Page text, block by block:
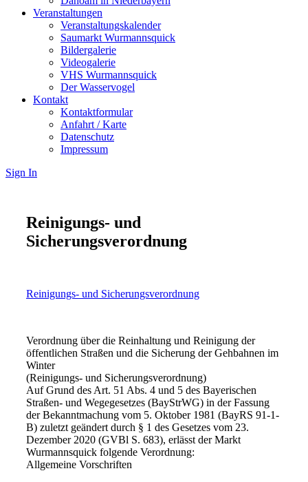
Veranstaltungen
Veranstaltungskalender
Saumarkt Wurmannsquick
Bildergalerie
Videogalerie
VHS Wurmannsquick
Der Wasservogel
Kontakt
Kontaktformular
Anfahrt / Karte
Datenschutz
Impressum
Sign In
Reinigungs- und
Sicherungsverordnung
Reinigungs- und Sicherungsverordnung
Verordnung über die Reinhaltung und Reinigung der
öffentlichen Straßen und die Sicherung der Gehbahnen im
Winter
(Reinigungs- und Sicherungsverordnung)
Auf Grund des Art. 51 Abs. 4 und 5 des Bayerischen
Straßen- und Wegegesetzes (BayStrWG) in der Fassung
der Bekanntmachung vom 5. Oktober 1981 (BayRS 91-1-
B) zuletzt geändert durch § 1 des Gesetzes vom 23.
Dezember 2020 (GVBl S. 683), erlässt der Markt
Wurmannsquick folgende Verordnung:
Allgemeine Vorschriften